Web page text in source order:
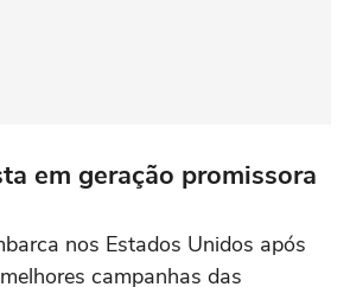
em geração promissora
nos Estados Unidos após
campanhas das